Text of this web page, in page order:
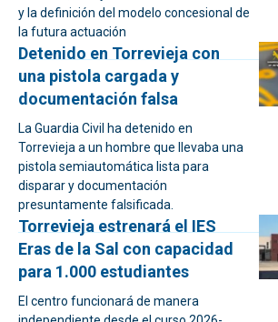
y la definición del modelo concesional de
la futura actuación
Detenido en Torrevieja con
una pistola cargada y
documentación falsa
La Guardia Civil ha detenido en
Torrevieja a un hombre que llevaba una
pistola semiautomática lista para
disparar y documentación
presuntamente falsificada.
Torrevieja estrenará el IES
Eras de la Sal con capacidad
para 1.000 estudiantes
El centro funcionará de manera